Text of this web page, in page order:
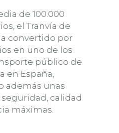
de 100.000
el Tranvía de
convertido por
en uno de los
público de
en España,
además unas
calidad
máximas.